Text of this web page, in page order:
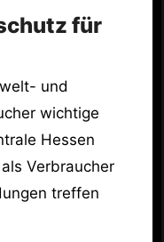
für
und
wichtige
Hessen
Verbraucher
treffen